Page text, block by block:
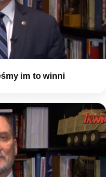
im to winni